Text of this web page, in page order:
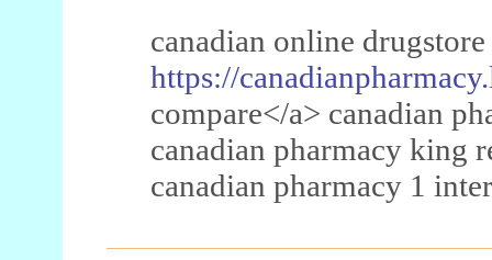
canadian online
https://
compare</a> canadian
canadian pharmacy king
canadian pharmacy 1